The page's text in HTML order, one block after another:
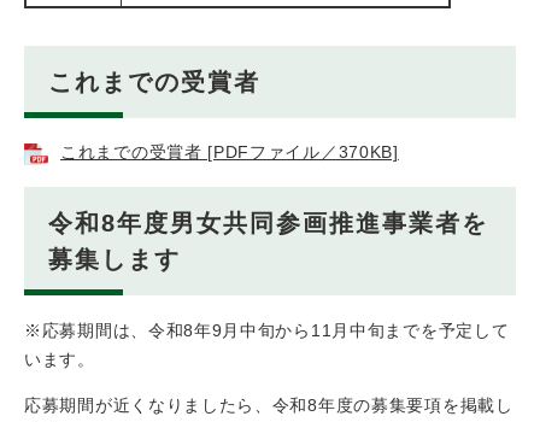
これまでの受賞者
これまでの受賞者 [PDFファイル／370KB]
令和8年度男女共同参画推進事業者を
募集します
※応募期間は、令和8年9月中旬から11月中旬までを予定して
います。
応募期間が近くなりましたら、令和8年度の募集要項を掲載し